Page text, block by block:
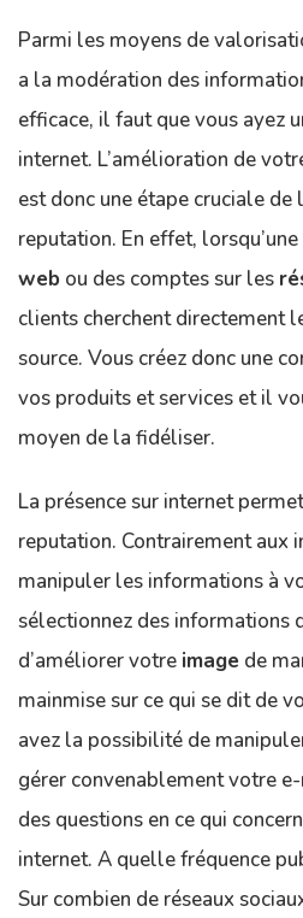
Parmi les moyens de
a la modération des
efficace, il faut que vous ayez
internet. L’amélioration de
est donc une étape cruciale de
reputation. En effet,
web ou des comptes sur les
clients cherchent directement
source. Vous créez donc une
vos produits et services et il
moyen de la fidéliser.
La présence sur internet
reputation. Contrairement aux
manipuler les informations à
sélectionnez des informations
d’améliorer votre image de
mainmise sur ce qui se dit de
avez la possibilité de
gérer convenablement votre
des questions en ce qui
internet. A quelle fréquence
Sur combien de réseaux